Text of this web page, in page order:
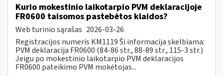
Kurio mokestinio laikotarpio PVM deklaracijoje
FR0600 taisomos pastebėtos klaidos?
Web turinio sąrašas 2026-03-26
Registracijos numeris KM1119 Ši informacija skelbiama:
PVM deklaracija FR0600 (84-86 str., 88-89 str., 115-3 str.)
Jeigu po mokestinio laikotarpio PVM deklaracijos
FR0600 pateikimo PVM mokėtojas...